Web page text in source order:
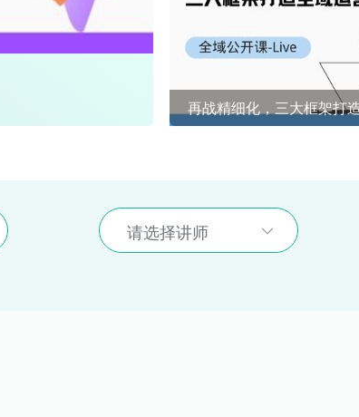
全域开源社群兜底
再战精细化，三大框架打
请选择讲师